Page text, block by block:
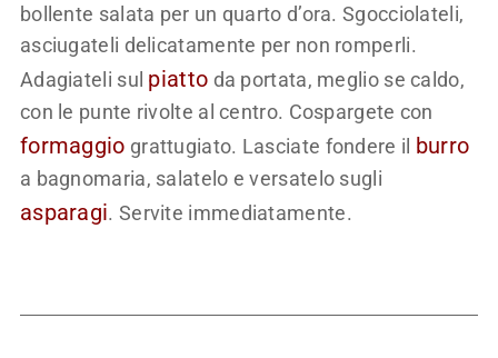
bollente salata per un quarto d’ora. Sgocciolateli,
asciugateli delicatamente per non romperli.
Adagiateli sul piatto da portata, meglio se caldo,
con le punte rivolte al centro. Cospargete con
formaggio grattugiato. Lasciate fondere il burro
a bagnomaria, salatelo e versatelo sugli
asparagi. Servite immediatamente.